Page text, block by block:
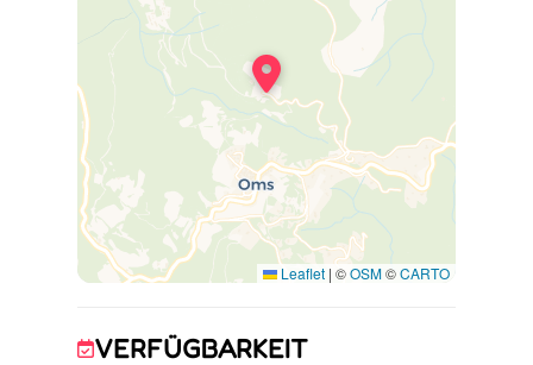
Leaflet | ©OSM©CARTO
VERFÜGBARKEIT